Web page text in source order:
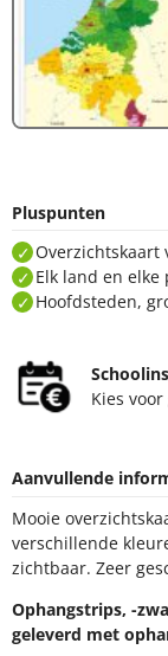
Pluspunten
Overzichtskaart
Elk land en
Hoofdsteden,
Kies
Aanvullende
Mooie
verschillende
zichtbaar. Zeer
Ophangstrips, -
geleverd met